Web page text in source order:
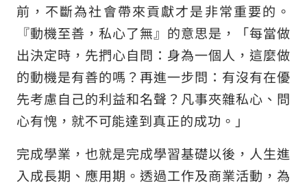
社群媒體使用方針
網站的使用方法
網站導覽
網頁地圖
© Sun Frontier Fudousan Co., Ltd.
前，不斷為社會帶來貢獻才是非常重要的。
『動機至善，私心了無』的意思是，「每當做
出決定時，先捫心自問：身為一個人，這麼做
的動機是有善的嗎？再進一步問：有沒有在優
先考慮自己的利益和名聲？凡事夾雜私心、問
心有愧，就不可能達到真正的成功。」
完成學業，也就是完成學習基礎以後，人生進
入成長期、應用期。透過工作及商業活動，為